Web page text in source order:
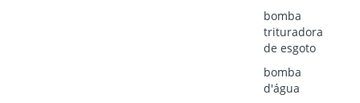
bomba
trituradora
de esgoto
bomba
d'água